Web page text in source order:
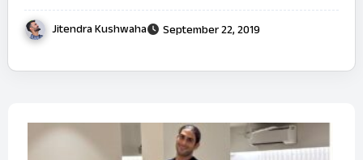
Jitendra Kushwaha September 22, 2019